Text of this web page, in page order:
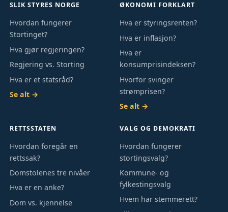
SLIK STYRES NORGE
Hvordan fungerer
Stortinget?
Hva gjør regjeringen?
Regjering vs. Storting
Hva er et statsråd?
Se alt →
ØKONOMI FORKLART
Hva er styringsrenten?
Hva er inflasjon?
Hva er
konsumprisindeksen?
Hvorfor svinger
strømprisen?
Se alt →
RETTSSTATEN
Hvordan foregår en
rettssak?
Domstolenes tre nivåer
Hva er en anke?
Dom vs. kjennelse
VALG OG DEMOKRATI
Hvordan fungerer
stortingsvalg?
Kommune- og
fylkestingsvalg
Hvem har stemmerett?